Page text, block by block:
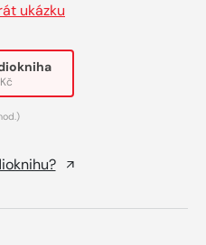
ukázku